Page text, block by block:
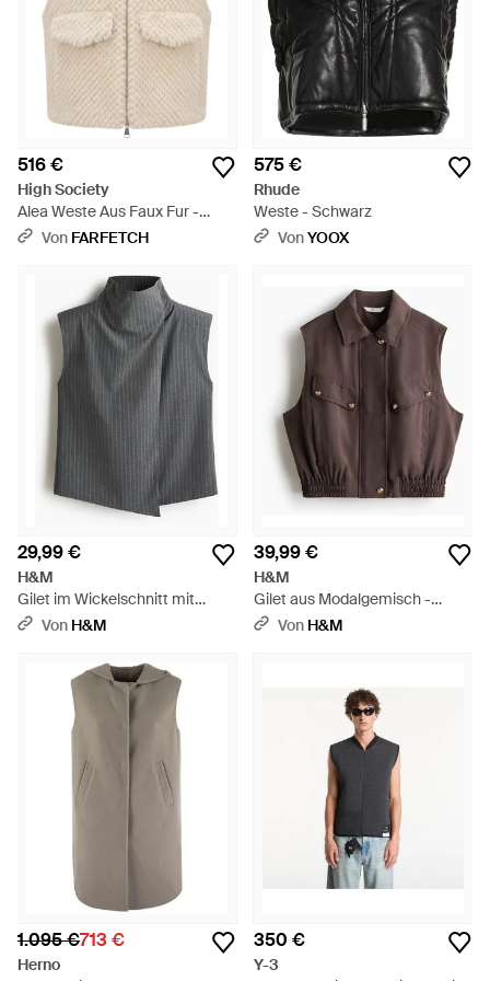
516 €
High Society
Alea Weste Aus Faux Fur -
Natur
Von FARFETCH
575 €
Rhude
Weste - Schwarz
VonYOOX
29,99 €
H&M
Gilet im Wickelschnitt mit
Stehkragen - Grau
Von H&M
39,99 €
H&M
Gilet aus Modalgemisch -
Braun
Von H&M
1.095 €713 €
Herno
350 €
Y-3